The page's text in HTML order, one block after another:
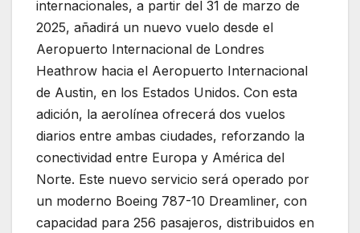
internacionales, a partir del 31 de marzo de
2025, añadirá un nuevo vuelo desde el
Aeropuerto Internacional de Londres
Heathrow hacia el Aeropuerto Internacional
de Austin, en los Estados Unidos. Con esta
adición, la aerolínea ofrecerá dos vuelos
diarios entre ambas ciudades, reforzando la
conectividad entre Europa y América del
Norte. Este nuevo servicio será operado por
un moderno Boeing 787-10 Dreamliner, con
capacidad para 256 pasajeros, distribuidos en